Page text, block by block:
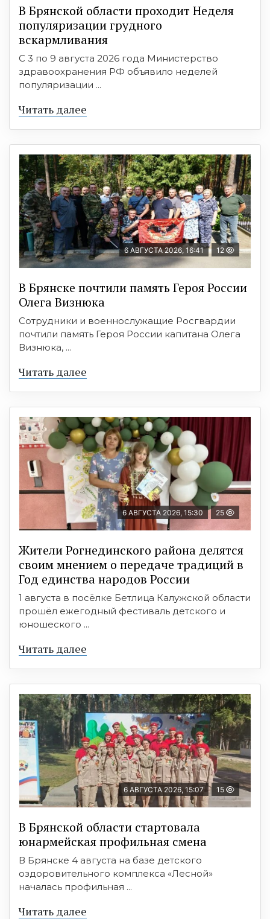
В Брянской области проходит Неделя
популяризации грудного
вскармливания
С 3 по 9 августа 2026 года Министерство
здравоохранения РФ объявило неделей
популяризации ...
Читать далее
6 АВГУСТА 2026, 16:41 12
В Брянске почтили память Героя России
Олега Визнюка
Сотрудники и военнослужащие Росгвардии
почтили память Героя России капитана Олега
Визнюка, ...
Читать далее
6 АВГУСТА 2026, 15:30 25
Жители Рогнединского района делятся
своим мнением о передаче традиций в
Год единства народов России
1 августа в посёлке Бетлица Калужской области
прошёл ежегодный фестиваль детского и
юношеского ...
Читать далее
6 АВГУСТА 2026, 15:07 15
В Брянской области стартовала
юнармейская профильная смена
В Брянске 4 августа на базе детского
оздоровительного комплекса «Лесной»
началась профильная ...
Читать далее